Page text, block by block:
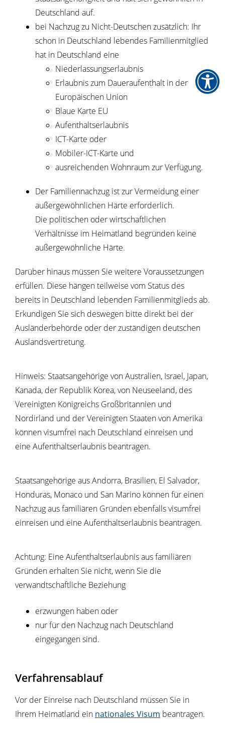
Deutschland auf.
bei Nachzug zu Nicht-Deutschen zusätzlich: Ihr
schon in Deutschland lebendes Familienmitglied
hat in Deutschland eine
Niederlassungserlaubnis
Erlaubnis zum Daueraufenthalt in der
Europäischen Union
Blaue Karte EU
Aufenthaltserlaubnis
ICT-Karte oder
Mobiler-ICT-Karte und
ausreichenden Wohnraum zur Verfügung.
Der Familiennachzug ist zur Vermeidung einer
außergewöhnlichen Härte erforderlich.
Die politischen oder wirtschaftlichen
Verhältnisse im Heimatland begründen keine
außergewöhnliche Härte.
Darüber hinaus müssen Sie weitere Voraussetzungen
erfüllen. Diese hängen teilweise vom Status des
bereits in Deutschland lebenden Familienmitglieds ab.
Erkundigen Sie sich deswegen bitte direkt bei der
Ausländerbehörde oder der zuständigen deutschen
Auslandsvertretung.
Hinweis: Staatsangehörige von Australien, Israel, Japan,
Kanada, der Republik Korea, von Neuseeland, des
Vereinigten Königreichs Großbritannien und
Nordirland und der Vereinigten Staaten von Amerika
können visumfrei nach Deutschland einreisen und
eine Aufenthaltserlaubnis beantragen.
Staatsangehörige aus Andorra, Brasilien, El Salvador,
Honduras, Monaco und San Marino können für einen
Nachzug aus familiären Gründen ebenfalls visumfrei
einreisen und eine Aufenthaltserlaubnis beantragen.
Achtung: Eine Aufenthaltserlaubnis aus familiären
Gründen erhalten Sie nicht, wenn Sie die
verwandtschaftliche Beziehung
erzwungen haben oder
nur für den Nachzug nach Deutschland
eingegangen sind.
Verfahrensablauf
Vor der Einreise nach Deutschland müssen Sie in
Ihrem Heimatland ein nationales Visum beantragen.